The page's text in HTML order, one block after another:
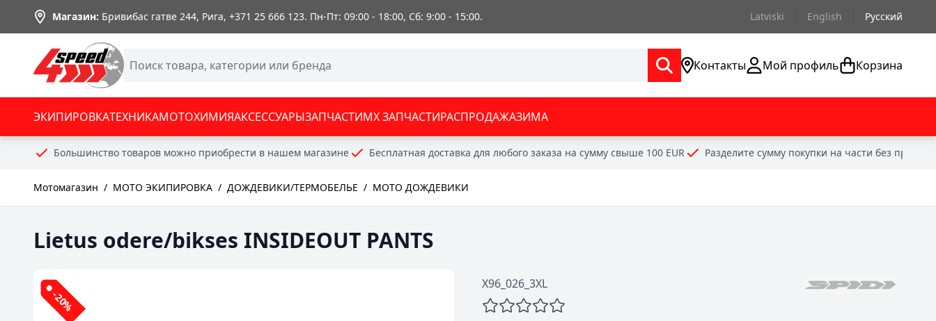
Skip to Content
Магазин: Бривибас гатве 244, Рига, +371 25 666 123. Пн-Пт: 09:00 - 18:00, Сб: 9:00 - 15:00. Latviski English Русский
Контакты Мой профиль Корзина
ЭКИПИРОВКАТЕХНИКАМОТОХИМИЯАКСЕССУАРЫЗАПЧАСТИMX ЗАПЧАСТИРАСПРОДАЖАЗИМА
Большинство товаров можно приобрести в нашем магазине Бесплатная доставка для любого заказа на сумму свыше 100 EUR Разделите сумму покупки на части без
Мотомагазин / МОТО ЭКИПИРОВКА / ДОЖДЕВИКИ/ТЕРМОБЕЛЬЕ / МОТО ДОЖДЕВИКИ
Lietus odere/bikses INSIDEOUT PANTS
X96_026_3XL
-20%